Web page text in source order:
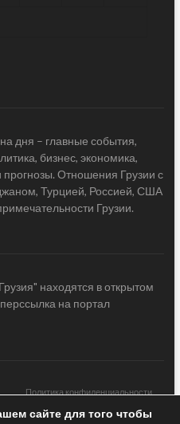
дня – главные события,
бизнес, экономика,
прогнозы. Отношения Грузии с
Турцией, Россией, США
Грузии.
находятся в открытом
на портал
Политика конфиденциальности
сайте для того чтобы